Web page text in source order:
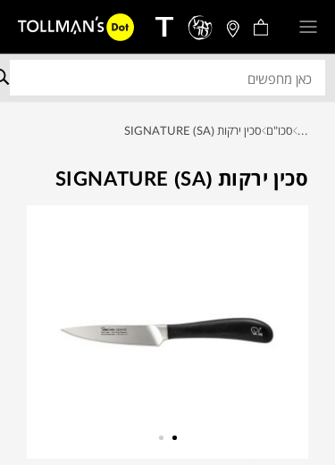
... סכו"ם סכין ירקות SIGNATURE (SA)
סכין ירקות SIGNATURE (SA)